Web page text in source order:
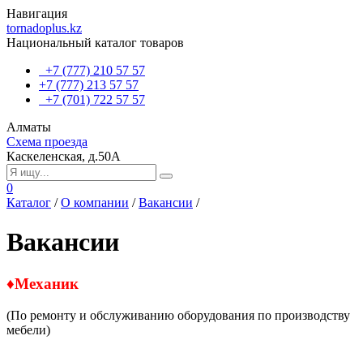
Навигация
tornadoplus.kz
Национальный каталог товаров
+7 (777) 210 57 57
+7 (777) 213 57 57
+7 (701) 722 57 57
Алматы
Схема проезда
Каскеленская, д.50А
0
Каталог /О компании /Вакансии /
Вакансии
♦Механик
(По ремонту и обслуживанию оборудования по производству
мебели)